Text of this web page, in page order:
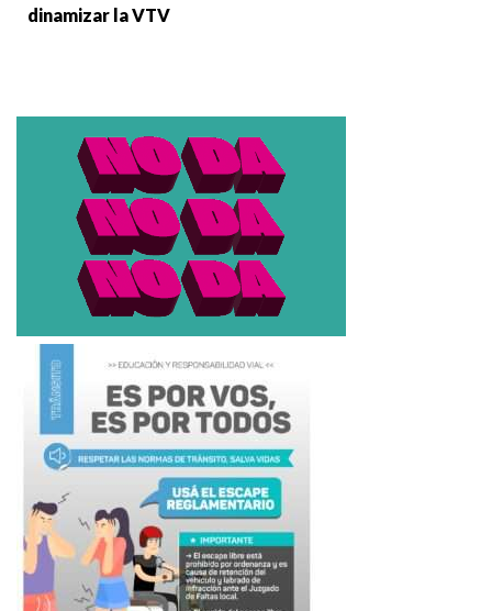
dinamizar la VTV